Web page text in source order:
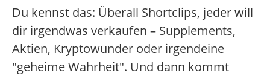
Du kennst das: Überall Shortclips, jeder will
dir irgendwas verkaufen – Supplements,
Aktien, Kryptowunder oder irgendeine
"geheime Wahrheit". Und dann kommt